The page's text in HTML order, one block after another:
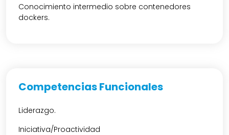
Conocimiento intermedio sobre contenedores
dockers.
Competencias Funcionales
Liderazgo.
Iniciativa/Proactividad